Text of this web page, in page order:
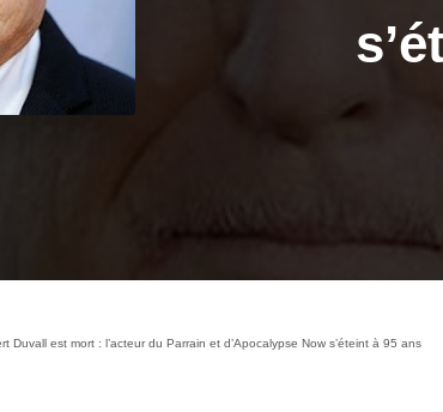
Duvall est mort : l’acteur du Parrain et d’Apocalypse Now s’éteint à 95 ans